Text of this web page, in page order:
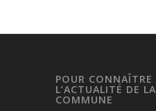
POUR CONNAÎTRE
L’ACTUALITÉ DE LA
COMMUNE